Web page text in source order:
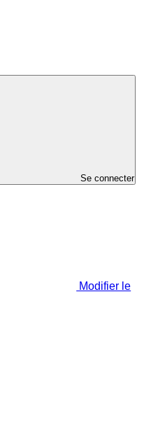
Se connecter
Modifier le